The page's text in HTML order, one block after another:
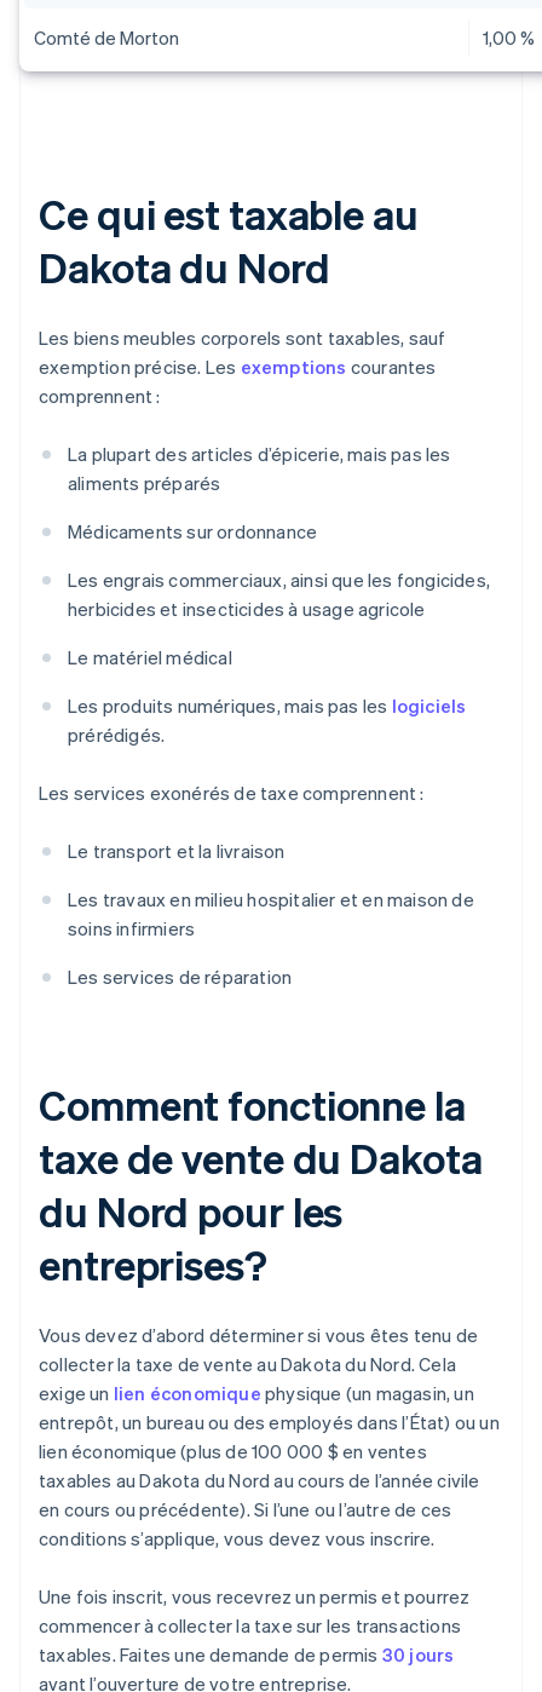
Comté de Morton 1,00 %
Ce qui est taxable au
Dakota du Nord
Les biens meubles corporels sont taxables, sauf
exemption précise. Les exemptions courantes
comprennent :
La plupart des articles d’épicerie, mais pas les
aliments préparés
Médicaments sur ordonnance
Les engrais commerciaux, ainsi que les fongicides,
herbicides et insecticides à usage agricole
Le matériel médical
Les produits numériques, mais pas les logiciels
prérédigés.
Les services exonérés de taxe comprennent :
Le transport et la livraison
Les travaux en milieu hospitalier et en maison de
soins infirmiers
Les services de réparation
Comment fonctionne la
taxe de vente du Dakota
du Nord pour les
entreprises?
Vous devez d’abord déterminer si vous êtes tenu de
collecter la taxe de vente au Dakota du Nord. Cela
exige un lien économique physique (un magasin, un
entrepôt, un bureau ou des employés dans l’État) ou un
lien économique (plus de 100 000 $ en ventes
taxables au Dakota du Nord au cours de l’année civile
en cours ou précédente). Si l’une ou l’autre de ces
conditions s’applique, vous devez vous inscrire.
Une fois inscrit, vous recevrez un permis et pourrez
commencer à collecter la taxe sur les transactions
taxables. Faites une demande de permis 30 jours
avant l’ouverture de votre entreprise.